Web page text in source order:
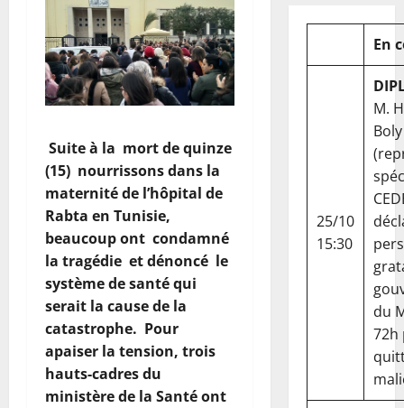
Suite à la mort de quinze
(15) nourrissons dans la
maternité de l’hôpital de
Rabta en Tunisie,
beaucoup ont condamné
la tragédie et dénoncé le
système de santé qui
serait la cause de la
catastrophe. Pour
apaiser la tension, trois
hauts-cadres du
ministère de la Santé ont
En
25/10
15:30
M.
Boly
du
72h